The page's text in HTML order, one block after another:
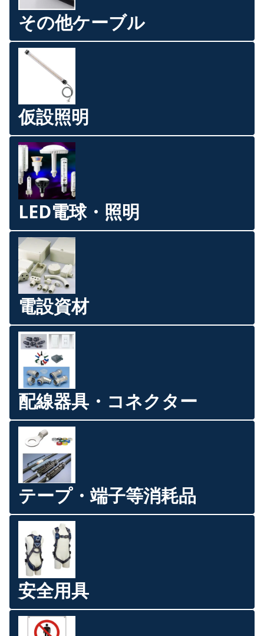
その他ケーブル
仮設照明
LED電球・照明
電設資材
配線器具・コネクター
テープ・端子等消耗品
安全用具